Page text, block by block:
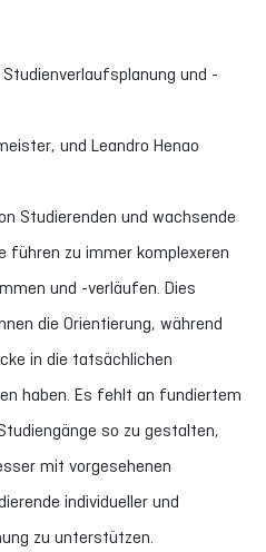
Studienverlaufsplanung und -
und Leandro Henao
Studierenden und wachsende
führen zu immer komplexeren
und -verläufen. Dies
die Orientierung, während
in die tatsächlichen
haben. Es fehlt an fundiertem
so zu gestalten,
mit vorgesehenen
individueller und
zu unterstützen.